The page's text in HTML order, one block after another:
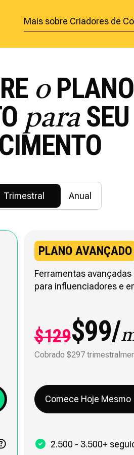
Mais sobre Criadores de
oPLANO
paraSEU
Trimestral Anual
PLANO AVANÇADO
Ferramentas
para influenciadores e
$129$99/
Cobrado $297
Comece Hoje Mesmo
2.500 - 3.500+